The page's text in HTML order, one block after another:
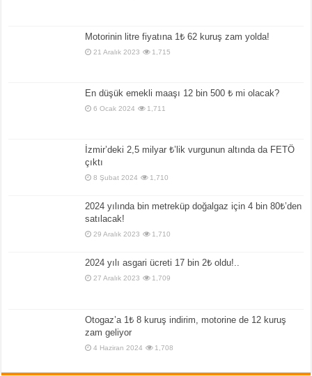
Motorinin litre fiyatına 1₺ 62 kuruş zam yolda!
21 Aralık 2023 1,715
En düşük emekli maaşı 12 bin 500 ₺ mi olacak?
6 Ocak 2024 1,711
İzmir’deki 2,5 milyar ₺’lik vurgunun altında da FETÖ
çıktı
8 Şubat 2024 1,710
2024 yılında bin metreküp doğalgaz için 4 bin 80₺’den
satılacak!
29 Aralık 2023 1,710
2024 yılı asgari ücreti 17 bin 2₺ oldu!..
27 Aralık 2023 1,709
Otogaz’a 1₺ 8 kuruş indirim, motorine de 12 kuruş
zam geliyor
4 Haziran 2024 1,708